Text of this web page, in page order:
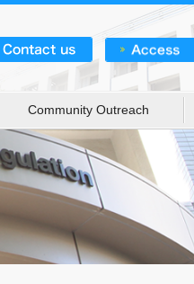
Community Outreach